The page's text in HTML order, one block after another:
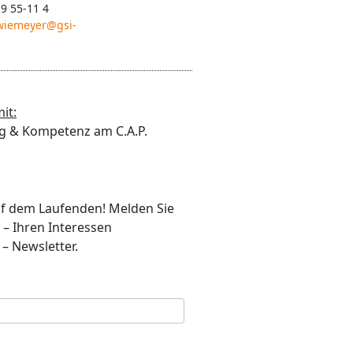
55-11 4
& Kompetenz am C.A.P.
dem Laufenden! Melden Sie
Ihren Interessen
Newsletter.